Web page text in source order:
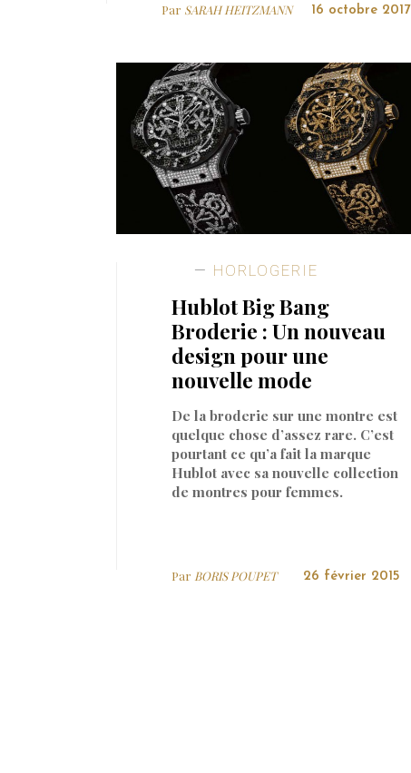
Par SARAH HEITZMANN 16 octobre 2017
HORLOGERIE
Hublot Big Bang
Broderie : Un nouveau
design pour une
nouvelle mode
De la broderie sur une montre est
quelque chose d’assez rare. C’est
pourtant ce qu’a fait la marque
Hublot avec sa nouvelle collection
de montres pour femmes.
Par BORIS POUPET 26 février 2015